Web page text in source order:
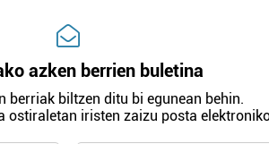
azken berrien buletina
berriak biltzen ditu bi egunean behin.
ostiraletan iristen zaizu posta